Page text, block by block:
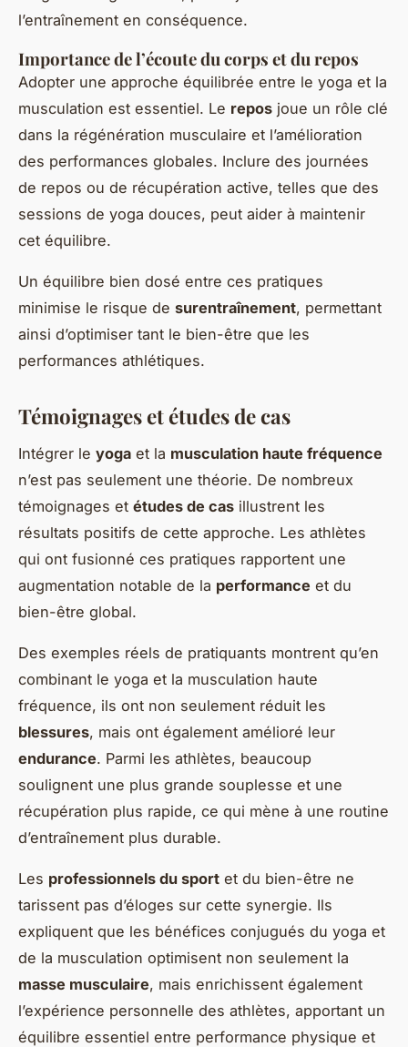
l’entraînement en conséquence.
Importance de l’écoute du corps et du repos
Adopter une approche équilibrée entre le yoga et la
musculation est essentiel. Le repos joue un rôle clé
dans la régénération musculaire et l’amélioration
des performances globales. Inclure des journées
de repos ou de récupération active, telles que des
sessions de yoga douces, peut aider à maintenir
cet équilibre.
Un équilibre bien dosé entre ces pratiques
minimise le risque de surentraînement, permettant
ainsi d’optimiser tant le bien-être que les
performances athlétiques.
Témoignages et études de cas
Intégrer le yoga et la musculation haute fréquence
n’est pas seulement une théorie. De nombreux
témoignages et études de cas illustrent les
résultats positifs de cette approche. Les athlètes
qui ont fusionné ces pratiques rapportent une
augmentation notable de la performance et du
bien-être global.
Des exemples réels de pratiquants montrent qu’en
combinant le yoga et la musculation haute
fréquence, ils ont non seulement réduit les
blessures, mais ont également amélioré leur
endurance. Parmi les athlètes, beaucoup
soulignent une plus grande souplesse et une
récupération plus rapide, ce qui mène à une routine
d’entraînement plus durable.
Les professionnels du sport et du bien-être ne
tarissent pas d’éloges sur cette synergie. Ils
expliquent que les bénéfices conjugués du yoga et
de la musculation optimisent non seulement la
masse musculaire, mais enrichissent également
l’expérience personnelle des athlètes, apportant un
équilibre essentiel entre performance physique et